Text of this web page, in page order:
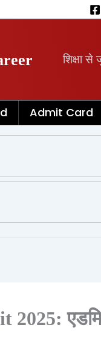
शिक्षा
Admit Card
एडमिट